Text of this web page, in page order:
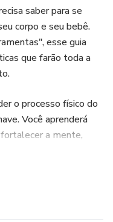
saber para se
corpo e seu bebê.
esse guia
que farão toda a
o processo físico do
Você aprenderá
a mente,
sua maior aliada
em confiança e